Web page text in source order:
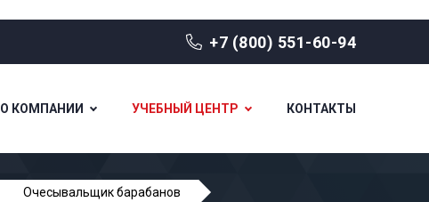
+7 (800) 551-60-94
О КОМПАНИИ УЧЕБНЫЙ ЦЕНТР КОНТАКТЫ
Очесывальщик барабанов